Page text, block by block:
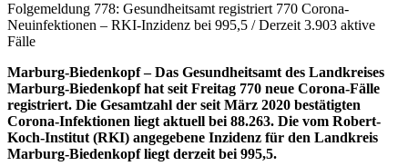
Folgemeldung 778: Gesundheitsamt registriert 770 Corona-
Neuinfektionen – RKI-Inzidenz bei 995,5 / Derzeit 3.903 aktive
Fälle
Marburg-Biedenkopf – Das Gesundheitsamt des Landkreises
Marburg-Biedenkopf hat seit Freitag 770 neue Corona-Fälle
registriert. Die Gesamtzahl der seit März 2020 bestätigten
Corona-Infektionen liegt aktuell bei 88.263. Die vom Robert-
Koch-Institut (RKI) angegebene Inzidenz für den Landkreis
Marburg-Biedenkopf liegt derzeit bei 995,5.